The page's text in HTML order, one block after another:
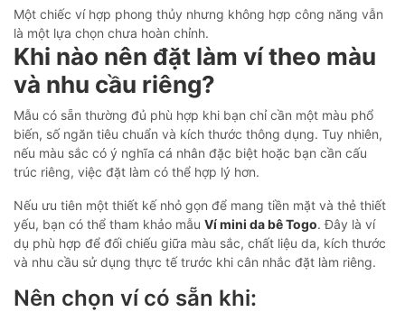
Một chiếc ví hợp phong thủy nhưng không hợp công năng vẫn
là một lựa chọn chưa hoàn chỉnh.
Khi nào nên đặt làm ví theo màu
và nhu cầu riêng?
Mẫu có sẵn thường đủ phù hợp khi bạn chỉ cần một màu phổ
biến, số ngăn tiêu chuẩn và kích thước thông dụng. Tuy nhiên,
nếu màu sắc có ý nghĩa cá nhân đặc biệt hoặc bạn cần cấu
trúc riêng, việc đặt làm có thể hợp lý hơn.
Nếu ưu tiên một thiết kế nhỏ gọn để mang tiền mặt và thẻ thiết
yếu, bạn có thể tham khảo mẫu Ví mini da bê Togo. Đây là ví
dụ phù hợp để đối chiếu giữa màu sắc, chất liệu da, kích thước
và nhu cầu sử dụng thực tế trước khi cân nhắc đặt làm riêng.
Nên chọn ví có sẵn khi: